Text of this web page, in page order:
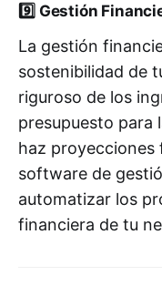
9️⃣ Gestión
La gestión
sostenibilidad de
riguroso de los
presupuesto para
haz proyecciones
software de
automatizar los
financiera de tu